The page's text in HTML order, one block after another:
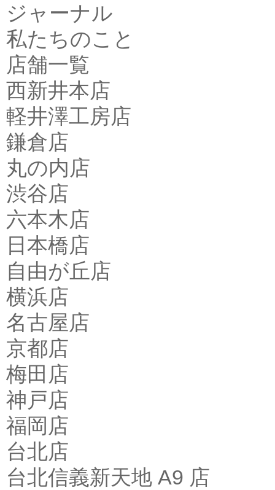
ジャーナル
私たちのこと
店舗一覧
西新井本店
軽井澤工房店
鎌倉店
丸の内店
渋谷店
六本木店
日本橋店
自由が丘店
横浜店
名古屋店
京都店
梅田店
神戸店
福岡店
台北店
台北信義新天地 A9 店